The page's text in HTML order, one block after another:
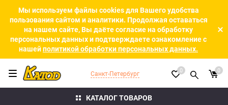
Мы используем файлы cookies для Вашего удобства
пользования сайтом и аналитики. Продолжая оставаться
на нашем сайте, Вы даёте согласие на обработку
персональных данных и подтверждаете ознакомление с
нашейполитикой обработки персональных данных.
КАТАЛОГ ТОВАРОВ
Санкт-Петербург 0 0